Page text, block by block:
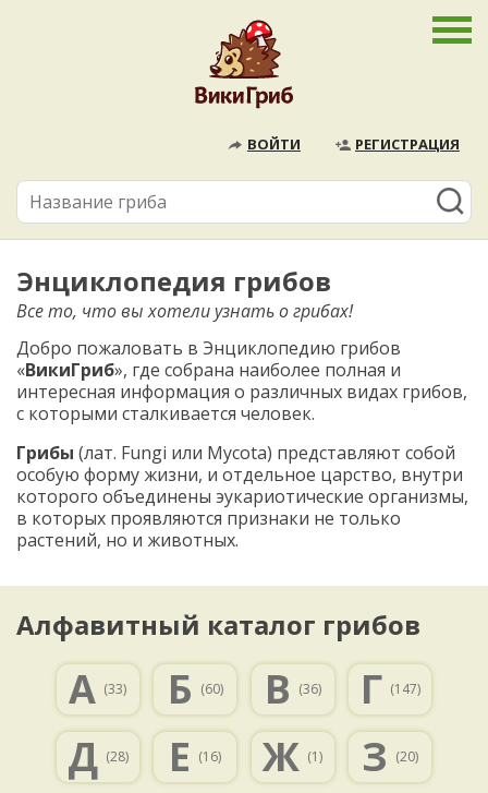
ВОЙТИ РЕГИСТРАЦИЯ
Энциклопедия грибов
Все то, что вы хотели узнать о грибах!
Добро пожаловать в Энциклопедию грибов
«ВикиГриб», где собрана наиболее полная и
интересная информация о различных видах грибов,
с которыми сталкивается человек.
Грибы (лат. Fungi или Mycota) представляют собой
особую форму жизни, и отдельное царство, внутри
которого объединены эукариотические организмы,
в которых проявляются признаки не только
растений, но и животных.
Алфавитный каталог грибов
А (33) Б (60) В (36) Г (147)
Д (28) Е (16) Ж (1) З (20)